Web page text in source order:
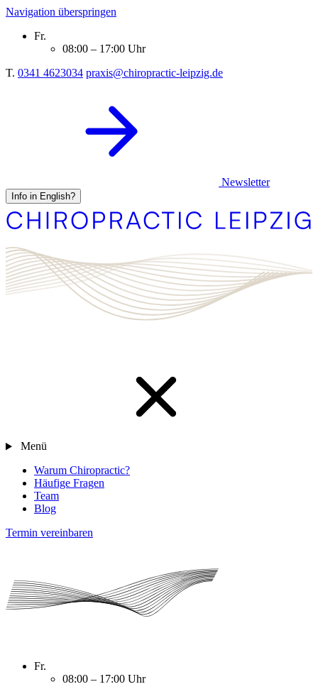
Navigation überspringen
Fr.
08:00 – 17:00 Uhr
T. 0341 4623034 praxis@chiropractic-leipzig.de
Newsletter
Info in English?
Menü
Warum Chiropractic?
Häufige Fragen
Team
Blog
Termin vereinbaren
Fr.
08:00 – 17:00 Uhr